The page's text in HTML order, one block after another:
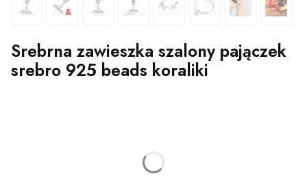
Srebrna zawieszka szalony pajączek
srebro 925 beads koraliki
godzin